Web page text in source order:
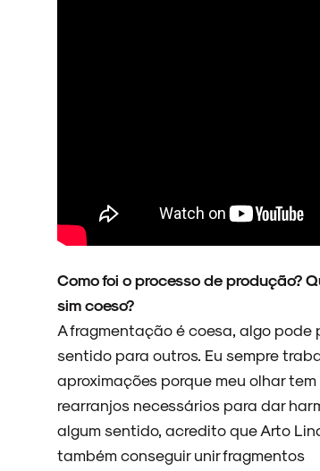
Como foi o processo de produção?
sim coeso?
A fragmentação é coesa, algo
sentido para outros. Eu sempre
aproximações porque meu olhar
rearranjos necessários para dar
algum sentido, acredito que Arto
também conseguir unir fragmentos